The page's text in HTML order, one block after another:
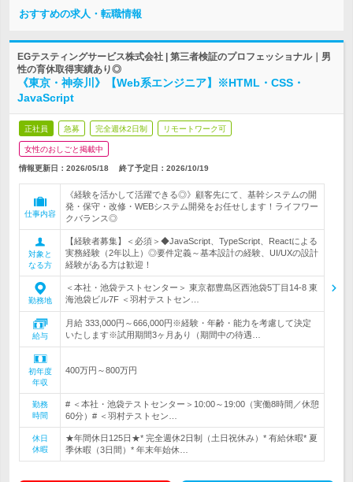
おすすめの求人・転職情報
EGテスティングサービス株式会社 | 第三者検証のプロフェッショナル｜男
性の育休取得実績あり◎
《東京・神奈川》【Web系エンジニア】※HTML・CSS・
JavaScript
正社員 急募 完全週休2日制 リモートワーク可
女性のおしごと掲載中
情報更新日：2026/05/18 終了予定日： 2026/10/19
仕事内容
《経験を活かして活躍できる◎》顧客先にて、基幹システムの開
発・保守・改修・WEBシステム開発をお任せします！ライフワー
クバランス◎
対象と
なる方
【経験者募集】＜必須＞◆JavaScript、TypeScript、Reactによる
実務経験（2年以上）◎要件定義～基本設計の経験、UI/UXの設計
経験がある方は歓迎！
勤務地
＜本社・池袋テストセンター＞ 東京都豊島区西池袋5丁目14-8 東
海池袋ビル7F ＜羽村テストセン…
給与
月給 333,000円～666,000円※経験・年齢・能力を考慮して決定
いたします※試用期間3ヶ月あり（期間中の待遇…
初年度
年収
400万円～800万円
勤務
時間
# ＜本社・池袋テストセンター＞10:00～19:00（実働8時間／休憩
60分）# ＜羽村テストセン…
休日
休暇
★年間休日125日★* 完全週休2日制（土日祝休み）* 有給休暇* 夏
季休暇（3日間）* 年末年始休…